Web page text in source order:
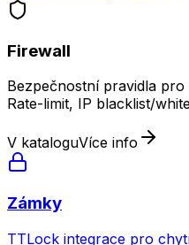
Firewall
Bezpečnostní pravidla
Rate-limit, IP blacklist/
V kataloguVíce info
Zámky
TTLock integrace pro